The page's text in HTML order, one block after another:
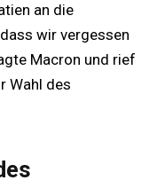
an die
wir vergessen
Macron und rief
Wahl des